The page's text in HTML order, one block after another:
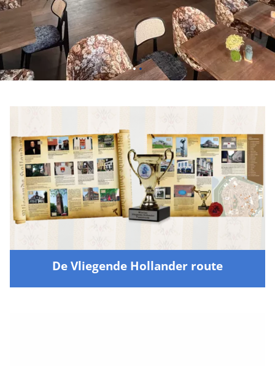
De Vliegende Hollander route